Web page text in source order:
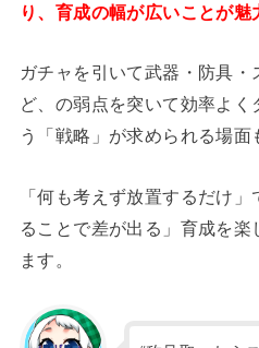
り、育成の幅が広いことが魅
ガチャを引いて武器・防具
ど、の弱点を突いて効率よ
う「戦略」が求められる場面
「何も考えず放置するだけ
ることで差が出る」育成を
ます。